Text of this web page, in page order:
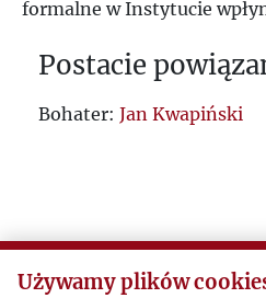
formalne w Instytucie
Postacie
Bohater: Jan Kwapiński
Używamy plików